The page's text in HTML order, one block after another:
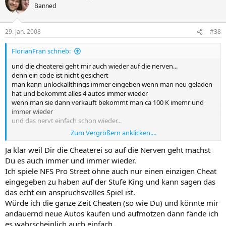
Banned
29. Jan. 2008 #38
FlorianFran schrieb:
und die cheaterei geht mir auch wieder auf die nerven...
denn ein code ist nicht gesichert
man kann unlockallthings immer eingeben wenn man neu geladen
hat und bekommt alles 4 autos immer wieder
wenn man sie dann verkauft bekommt man ca 100 K imemr und
immer wieder
und das nervt einfach schon wieder...
aber die rennen machen schon spass
Zum Vergrößern anklicken....
Ja klar weil Dir die Cheaterei so auf die Nerven geht machst
Du es auch immer und immer wieder.
Ich spiele NFS Pro Street ohne auch nur einen einzigen Cheat
eingegeben zu haben auf der Stufe King und kann sagen das
das echt ein anspruchsvolles Spiel ist.
Würde ich die ganze Zeit Cheaten (so wie Du) und könnte mir
andauernd neue Autos kaufen und aufmotzen dann fände ich
es wahrscheinlich auch einfach.